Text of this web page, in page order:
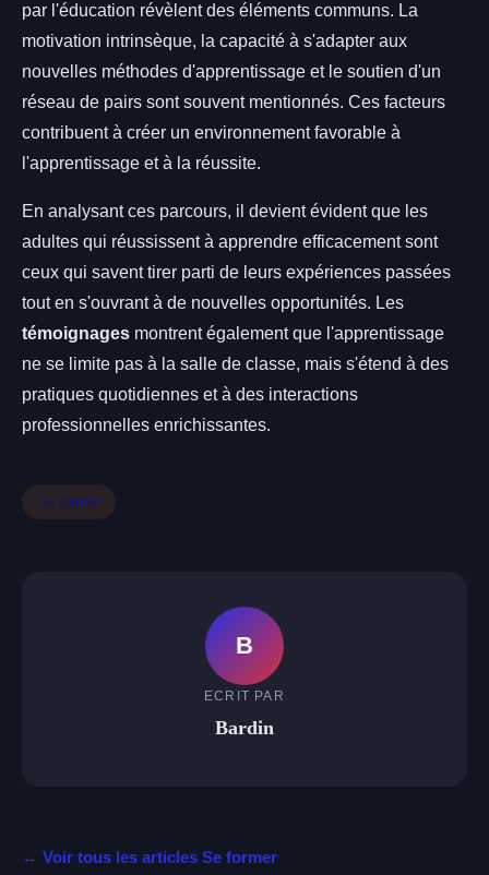
par l'éducation révèlent des éléments communs. La
motivation intrinsèque, la capacité à s'adapter aux
nouvelles méthodes d'apprentissage et le soutien d'un
réseau de pairs sont souvent mentionnés. Ces facteurs
contribuent à créer un environnement favorable à
l'apprentissage et à la réussite.
En analysant ces parcours, il devient évident que les
adultes qui réussissent à apprendre efficacement sont
ceux qui savent tirer parti de leurs expériences passées
tout en s'ouvrant à de nouvelles opportunités. Les
témoignages montrent également que l'apprentissage
ne se limite pas à la salle de classe, mais s'étend à des
pratiques quotidiennes et à des interactions
professionnelles enrichissantes.
Se former
B
ECRIT PAR
Bardin
← Voir tous les articles Se former